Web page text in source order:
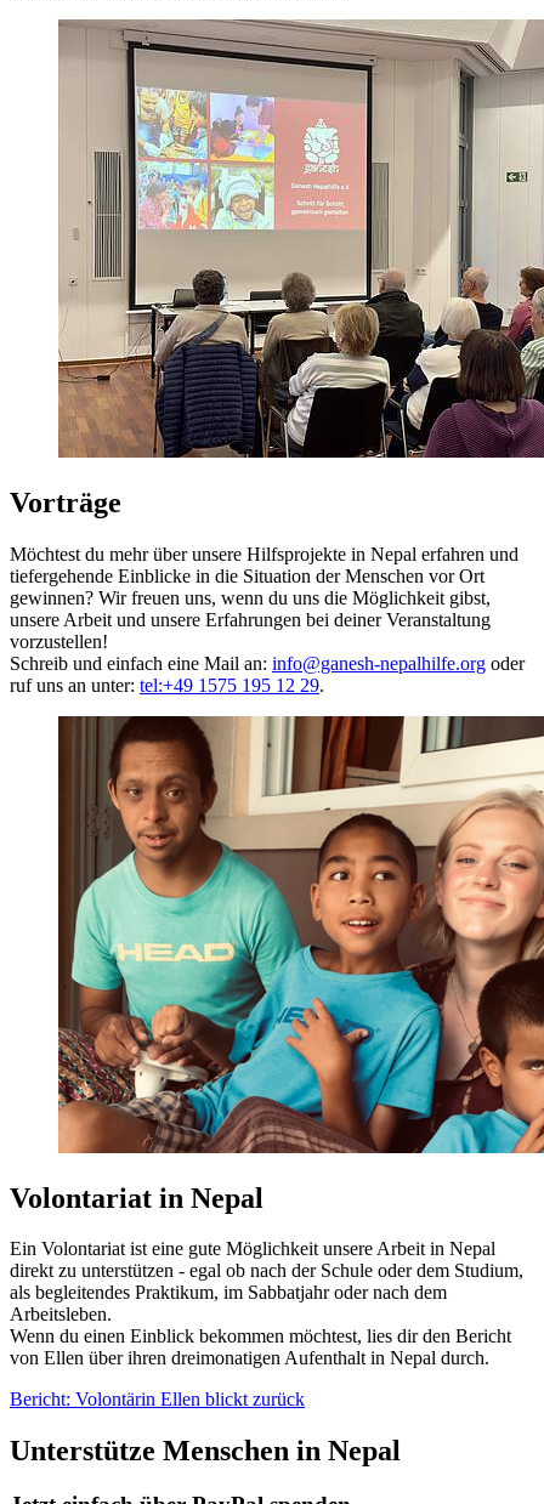
Vorträge
Möchtest du mehr über unsere Hilfsprojekte in Nepal erfahren und
tiefergehende Einblicke in die Situation der Menschen vor Ort
gewinnen? Wir freuen uns, wenn du uns die Möglichkeit gibst,
unsere Arbeit und unsere Erfahrungen bei deiner Veranstaltung
vorzustellen!
Schreib und einfach eine Mail an: info@ganesh-nepalhilfe.org oder
ruf uns an unter: tel:+49 1575 195 12 29.
Volontariat in Nepal
Ein Volontariat ist eine gute Möglichkeit unsere Arbeit in Nepal
direkt zu unterstützen - egal ob nach der Schule oder dem Studium,
als begleitendes Praktikum, im Sabbatjahr oder nach dem
Arbeitsleben.
Wenn du einen Einblick bekommen möchtest, lies dir den Bericht
von Ellen über ihren dreimonatigen Aufenthalt in Nepal durch.
Bericht: Volontärin Ellen blickt zurück
Unterstütze Menschen in Nepal